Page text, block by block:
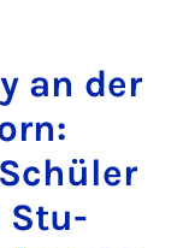
an der
Stu­